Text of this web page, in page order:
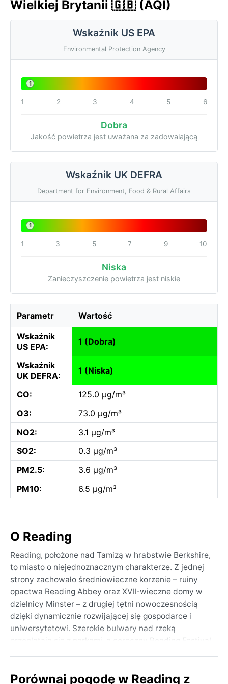
Wielkiej Brytanii 🇬🇧 (AQI)
Wskaźnik US EPA
Environmental Protection Agency
1
1 2 3 4 5 6
Dobra
Jakość powietrza jest uważana za zadowalającą
Wskaźnik UK DEFRA
Department for Environment, Food & Rural Affairs
1
1 3 5 7 9 10
Niska
Zanieczyszczenie powietrza jest niskie
Parametr Wartość
Wskaźnik
US EPA:
1 (Dobra)
Wskaźnik
UK DEFRA:
1 (Niska)
CO:
125.0 µg/m³
O3:
73.0 µg/m³
NO2:
3.1 µg/m³
SO2:
0.3 µg/m³
PM2.5:
3.6 µg/m³
PM10:
6.5 µg/m³
O Reading
Reading, położone nad Tamizą w hrabstwie Berkshire,
to miasto o niejednoznacznym charakterze. Z jednej
strony zachowało średniowieczne korzenie – ruiny
opactwa Reading Abbey oraz XVII-wieczne domy w
dzielnicy Minster – z drugiej tętni nowoczesnością
dzięki dynamicznie rozwijającej się gospodarce i
uniwersytetowi. Szerokie bulwary nad rzeką
przeplatają się z parkami, a coroczny Reading Festival
doskonałą bazę do zwiedzania Londynu czy
Porównaj pogodę w Reading z